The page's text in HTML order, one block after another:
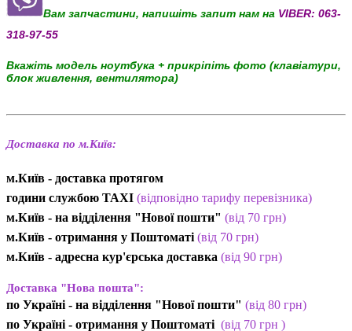
Вам запчастини, напишіть запит нам на VIBER: 063-
318-97-55
Вкажіть модель ноутбука + прикріпіть фото (клавіатури,
блок живлення, вентилятора)
Доставка по м.Київ:
м.Київ - доставка протягом
години службою TAXI (відповідно тарифу перевізника)
м.Київ - на відділення "Нової пошти" (від 70 грн)
м.Київ - отримання у Поштоматі (від 70 грн)
м.Київ - адресна кур'єрська доставка (від 90 грн)
Доставка "Нова пошта":
по Україні - на відділення "Нової пошти" (від 80 грн)
по Україні - отримання у Поштоматі (від 70 грн )